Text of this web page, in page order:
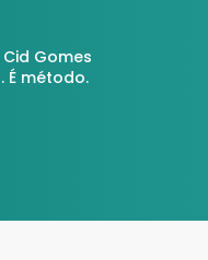
Gomes
É método.